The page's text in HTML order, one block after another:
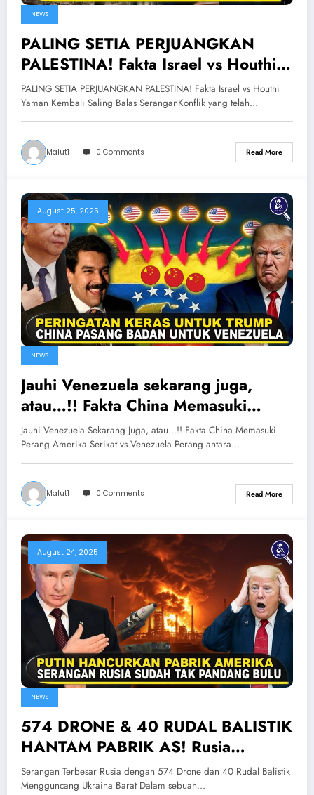
NEWS
PALING SETIA PERJUANGKAN
PALESTINA! Fakta Israel vs Houthi
Yaman Kembali Saling Balas
Serangan
PALING SETIA PERJUANGKAN PALESTINA! Fakta Israel vs Houthi
Yaman Kembali Saling Balas SeranganKonflik yang telah…
Malut1 0 Comments Read More
August 25, 2025
NEWS
Jauhi Venezuela sekarang juga,
atau…!! Fakta China Memasuki
Perang Amerika Serikat vs
Venezuela
Jauhi Venezuela Sekarang Juga, atau...!! Fakta China Memasuki
Perang Amerika Serikat vs Venezuela Perang antara…
Malut1 0 Comments Read More
August 24, 2025
NEWS
574 DRONE & 40 RUDAL BALISTIK
HANTAM PABRIK AS! Rusia
Lancarkan Serangan Terbesar Ke
Ukraina Barat
Serangan Terbesar Rusia dengan 574 Drone dan 40 Rudal Balistik
Mengguncang Ukraina Barat Dalam sebuah…